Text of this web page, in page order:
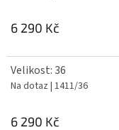
6 290 Kč
Velikost: 36
Na dotaz | 1411/36
6 290 Kč